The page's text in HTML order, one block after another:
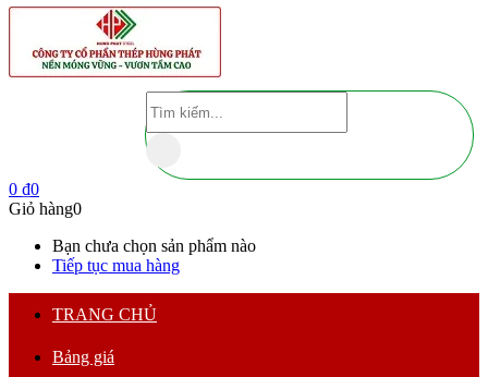
0 ₫0
Giỏ hàng0
Bạn chưa chọn sản phẩm nào
Tiếp tục mua hàng
TRANG CHỦ
Bảng giá